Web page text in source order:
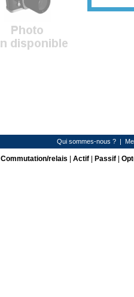
Qui sommes-nous ? |
Commutation/relais Actif| Passif|